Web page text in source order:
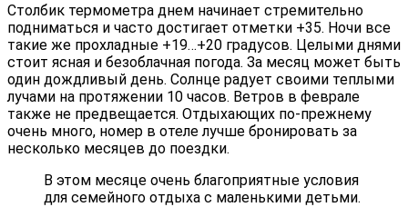
Столбик термометра днем начинает стремительно
подниматься и часто достигает отметки +35. Ночи все
такие же прохладные +19…+20 градусов. Целыми днями
стоит ясная и безоблачная погода. За месяц может быть
один дождливый день. Солнце радует своими теплыми
лучами на протяжении 10 часов. Ветров в феврале
также не предвещается. Отдыхающих по-прежнему
очень много, номер в отеле лучше бронировать за
несколько месяцев до поездки.
В этом месяце очень благоприятные условия
для семейного отдыха с маленькими детьми.